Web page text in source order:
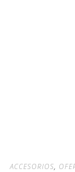
ACCESORIOS,